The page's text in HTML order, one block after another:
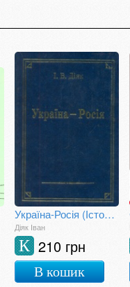
Україна-Росія (Історія та сучасність)
Діяк Іван
210 грн
К
В кошик